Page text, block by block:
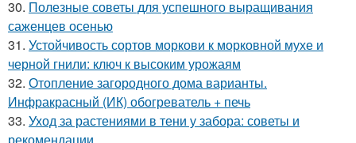
30. Полезные советы для успешного выращивания
саженцев осенью
31. Устойчивость сортов моркови к морковной мухе и
черной гнили: ключ к высоким урожаям
32. Отопление загородного дома варианты.
Инфракрасный (ИК) обогреватель + печь
33. Уход за растениями в тени у забора: советы и